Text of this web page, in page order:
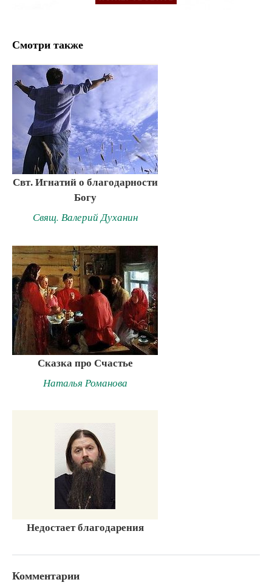
Смотри также
Свт. Игнатий о благодарности
Богу
Свящ. Валерий Духанин
Сказка про Счастье
Наталья Романова
Недостает благодарения
Комментарии